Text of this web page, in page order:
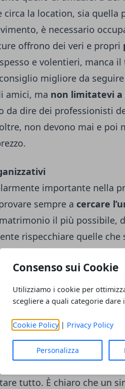
Consenso sui Cookie
Utilizziamo i cookie per
scegliere a quali categorie dare
Cookie Policy| Privacy Policy
Personalizza
la location, sia quella
è necessario
offrono dei veri e propri
e volentieri, manca
migliore da
amici, ma non limitatevi a
da dire dei professionisti
non devono mai e poi
importante nella
sempre a cercare
il più possibile,
rispecchiare quelle che
Andare alla ricerca
che si corre è quello
aiservizi di un
del
in realtà si dovrebbe
alle richieste e alle
essere sempre tenuti a
B, che è necessario,
tutto. È chiaro che un